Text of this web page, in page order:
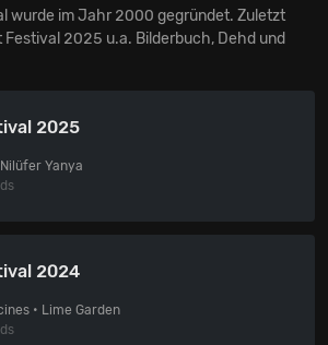
wurde im Jahr 2000 gegründet. Zuletzt
2025 u.a. Bilderbuch, Dehd und
2025
Yanya
2024
• Lime Garden